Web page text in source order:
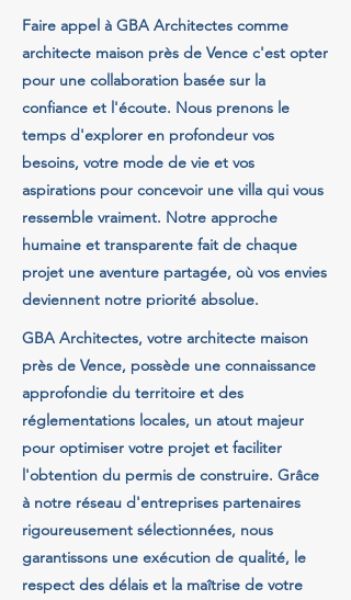
Faire appel à GBA Architectes comme
architecte maison près de Vence c'est opter
pour une collaboration basée sur la
confiance et l'écoute. Nous prenons le
temps d'explorer en profondeur vos
besoins, votre mode de vie et vos
aspirations pour concevoir une villa qui vous
ressemble vraiment. Notre approche
humaine et transparente fait de chaque
projet une aventure partagée, où vos envies
deviennent notre priorité absolue.
GBA Architectes, votre architecte maison
près de Vence, possède une connaissance
approfondie du territoire et des
réglementations locales, un atout majeur
pour optimiser votre projet et faciliter
l'obtention du permis de construire. Grâce
à notre réseau d'entreprises partenaires
rigoureusement sélectionnées, nous
garantissons une exécution de qualité, le
respect des délais et la maîtrise de votre